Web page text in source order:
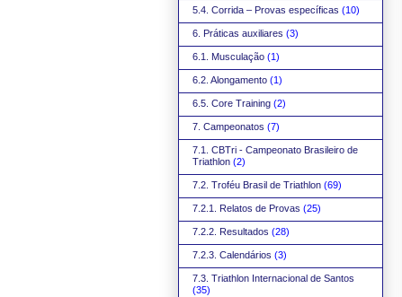
5.4. Corrida – Provas específicas (10)
6. Práticas auxiliares (3)
6.1. Musculação (1)
6.2. Alongamento (1)
6.5. Core Training (2)
7. Campeonatos (7)
7.1. CBTri - Campeonato Brasileiro de
Triathlon (2)
7.2. Troféu Brasil de Triathlon (69)
7.2.1. Relatos de Provas (25)
7.2.2. Resultados (28)
7.2.3. Calendários (3)
7.3. Triathlon Internacional de Santos
(35)